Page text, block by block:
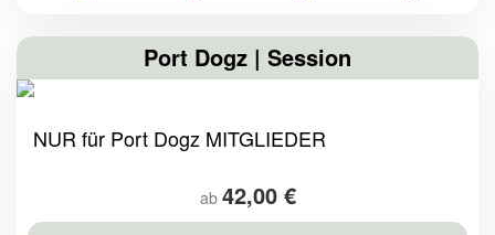
Port Dogz | Session
NUR für Port Dogz MITGLIEDER
ab 42,00 €
EVENT ANFRAGE
KURSE